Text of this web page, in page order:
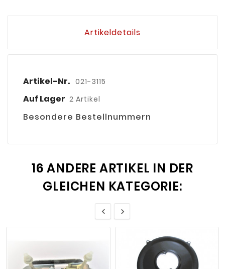
Artikeldetails
Artikel-Nr. 021-3115
Auf Lager 2 Artikel
Besondere Bestellnummern
16 ANDERE ARTIKEL IN DER
GLEICHEN KATEGORIE:
 